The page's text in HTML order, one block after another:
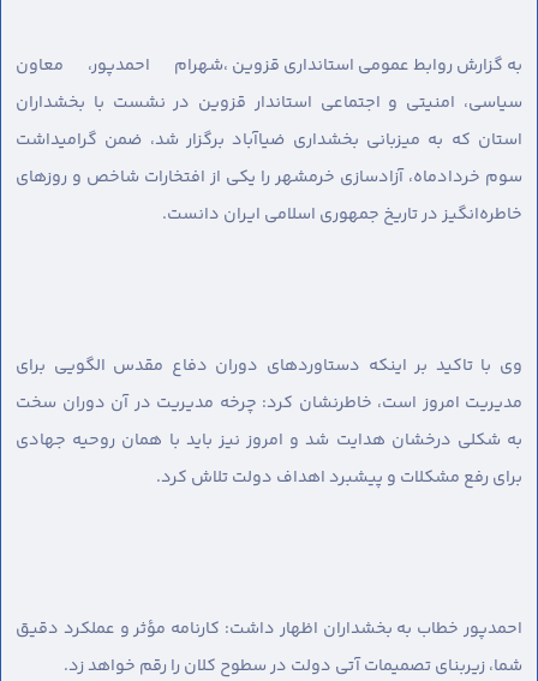
به گزارش روابط عمومی استانداری قزوین ،شهرام احمدپور، معاون
سیاسی، امنیتی و اجتماعی استاندار قزوین در نشست با بخشداران
استان که به میزبانی بخشداری ضیاآباد برگزار شد، ضمن گرامیداشت
سوم خردادماه، آزادسازی خرمشهر را یکی از افتخارات شاخص و روزهای
خاطره‌انگیز در تاریخ جمهوری اسلامی ایران دانست.
وی با تاکید بر اینکه دستاوردهای دوران دفاع مقدس الگویی برای
مدیریت امروز است، خاطرنشان کرد: چرخه مدیریت در آن دوران سخت
به شکلی درخشان هدایت شد و امروز نیز باید با همان روحیه جهادی
برای رفع مشکلات و پیشبرد اهداف دولت تلاش کرد.
احمدپور خطاب به بخشداران اظهار داشت: کارنامه مؤثر و عملکرد دقیق
شما، زیربنای تصمیمات آتی دولت در سطوح کلان را رقم خواهد زد.